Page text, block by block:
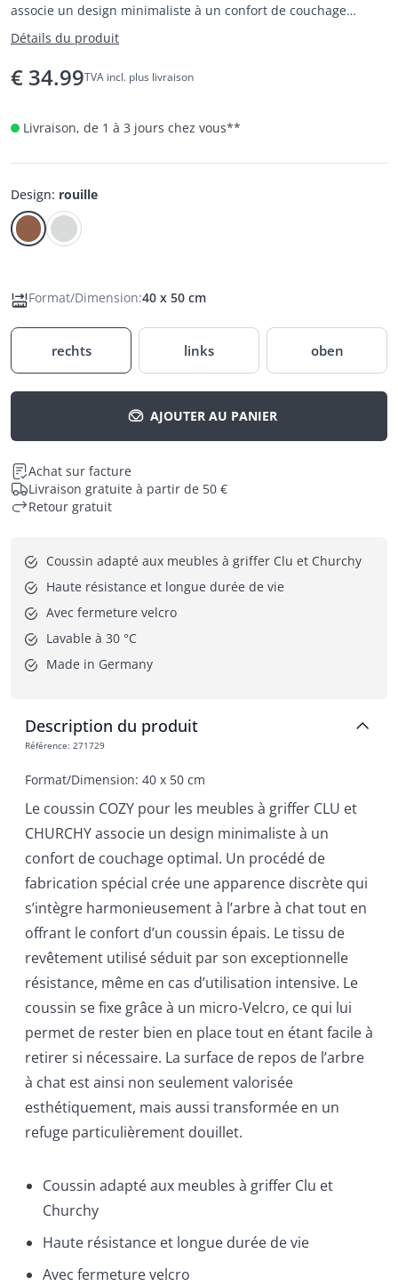
associe un design minimaliste à un confort de couchage
optimal.
Détails du produit
€ 34.99TVA incl. plus livraison
Livraison, de 1 à 3 jours chez vous**
Design: rouille
Format/Dimension:40 x 50 cm
rechts links oben
AJOUTER AU PANIER
Achat sur facture
Livraison gratuite à partir de 50 €
Retour gratuit
Coussin adapté aux meubles à griffer Clu et Churchy
Haute résistance et longue durée de vie
Avec fermeture velcro
Lavable à 30 °C
Made in Germany
Description du produit
Référence: 271729
Format/Dimension: 40 x 50 cm
Le coussin COZY pour les meubles à griffer CLU et
CHURCHY associe un design minimaliste à un
confort de couchage optimal. Un procédé de
fabrication spécial crée une apparence discrète qui
s’intègre harmonieusement à l’arbre à chat tout en
offrant le confort d’un coussin épais. Le tissu de
revêtement utilisé séduit par son exceptionnelle
résistance, même en cas d’utilisation intensive. Le
coussin se fixe grâce à un micro-Velcro, ce qui lui
permet de rester bien en place tout en étant facile à
retirer si nécessaire. La surface de repos de l’arbre
à chat est ainsi non seulement valorisée
esthétiquement, mais aussi transformée en un
refuge particulièrement douillet.
Coussin adapté aux meubles à griffer Clu et
Churchy
Haute résistance et longue durée de vie
Avec fermeture velcro